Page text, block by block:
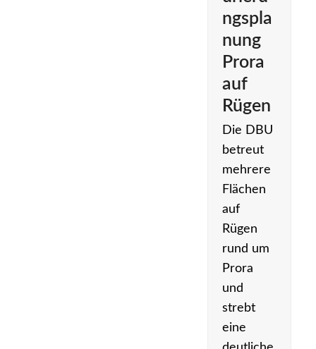
ngspla
nung
Prora
auf
Rügen
Die DBU
betreut
mehrere
Flächen
auf
Rügen
rund um
Prora
und
strebt
eine